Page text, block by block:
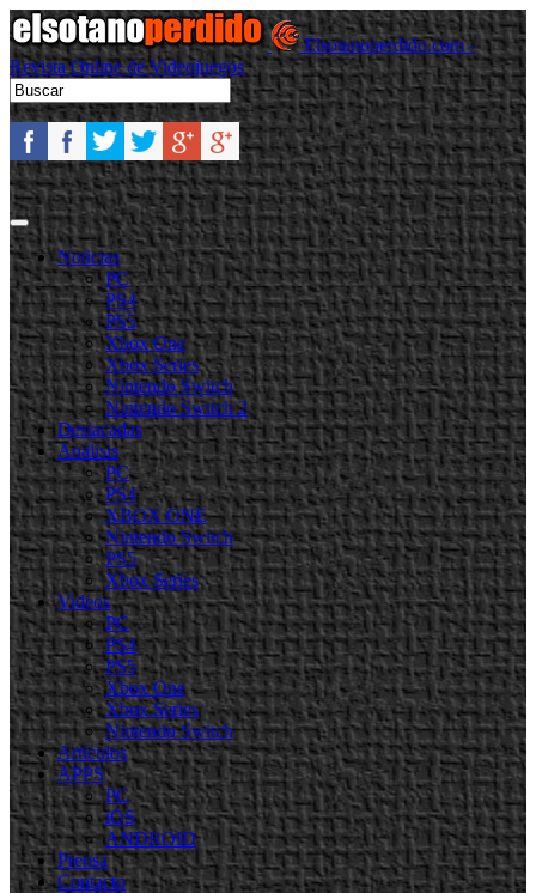
Elsotanoperdido.com -
Revista Online de Videojuegos
Noticias
PC
PS4
PS5
Xbox One
Xbox Series
Nintendo Switch
Nintendo Switch 2
Destacadas
Análisis
PC
PS4
XBOX ONE
Nintendo Switch
PS5
Xbox Series
Videos
PC
PS4
PS5
Xbox One
Xbox Series
Nintendo Switch
Artículos
APPS
PC
iOS
ANDROID
Prensa
Contacto